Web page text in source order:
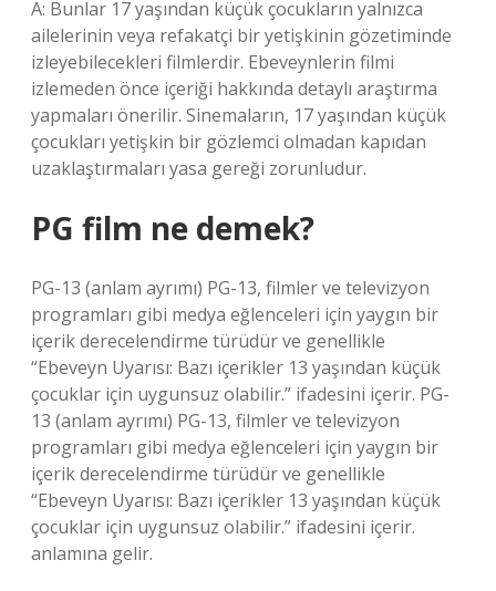
A: Bunlar 17 yaşından küçük çocukların yalnızca
ailelerinin veya refakatçi bir yetişkinin gözetiminde
izleyebilecekleri filmlerdir. Ebeveynlerin filmi
izlemeden önce içeriği hakkında detaylı araştırma
yapmaları önerilir. Sinemaların, 17 yaşından küçük
çocukları yetişkin bir gözlemci olmadan kapıdan
uzaklaştırmaları yasa gereği zorunludur.
PG film ne demek?
PG-13 (anlam ayrımı) PG-13, filmler ve televizyon
programları gibi medya eğlenceleri için yaygın bir
içerik derecelendirme türüdür ve genellikle
“Ebeveyn Uyarısı: Bazı içerikler 13 yaşından küçük
çocuklar için uygunsuz olabilir.” ifadesini içerir. PG-
13 (anlam ayrımı) PG-13, filmler ve televizyon
programları gibi medya eğlenceleri için yaygın bir
içerik derecelendirme türüdür ve genellikle
“Ebeveyn Uyarısı: Bazı içerikler 13 yaşından küçük
çocuklar için uygunsuz olabilir.” ifadesini içerir.
anlamına gelir.